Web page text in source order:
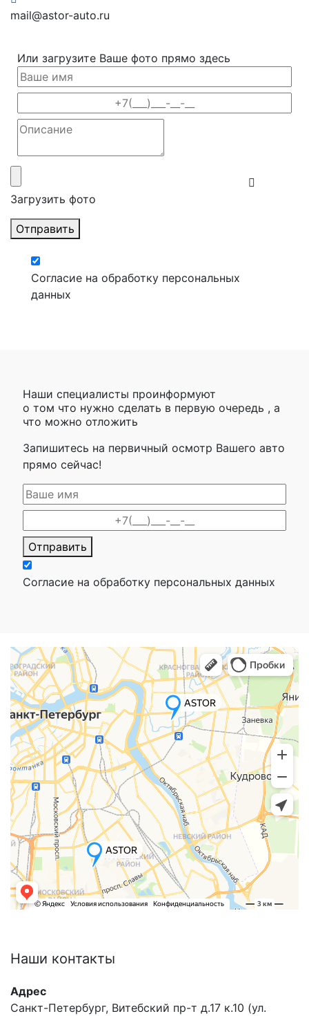
mail@astor-auto.ru
Или загрузите Ваше фото прямо здесь
Загрузить фото
Отправить
Согласие на обработку персональных
данных
Наши специалисты проинформуют
о том что нужно сделать в первую очередь , а
что можно отложить
Запишитесь на первичный осмотр Вашего авто
прямо сейчас!
Отправить
Согласие на обработку персональных данных
Наши контакты
Адрес
Санкт-Петербург, Витебский пр-т д.17 к.10 (ул.